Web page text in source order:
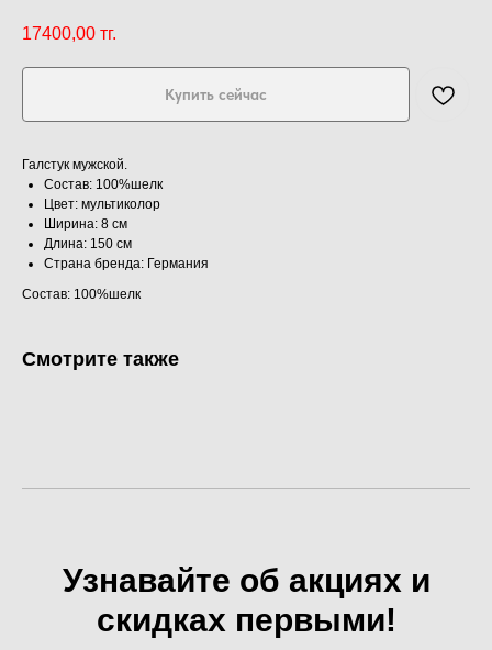
17400,00 тг.
Купить сейчас
Галстук мужской.
Состав: 100%шелк
Цвет: мультиколор
Ширина: 8 см
Длина: 150 см
Страна бренда: Германия
Состав: 100%шелк
Смотрите также
Узнавайте об акциях и
скидках первыми!